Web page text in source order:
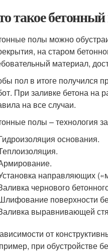
такое
полы можно
на старом
материал,
пол в итоге получился
При заливке бетона на
на все случаи.
полы – технология
основания.
направляющих
чернового
поверхности
выравнивающей
от
при обустройстве